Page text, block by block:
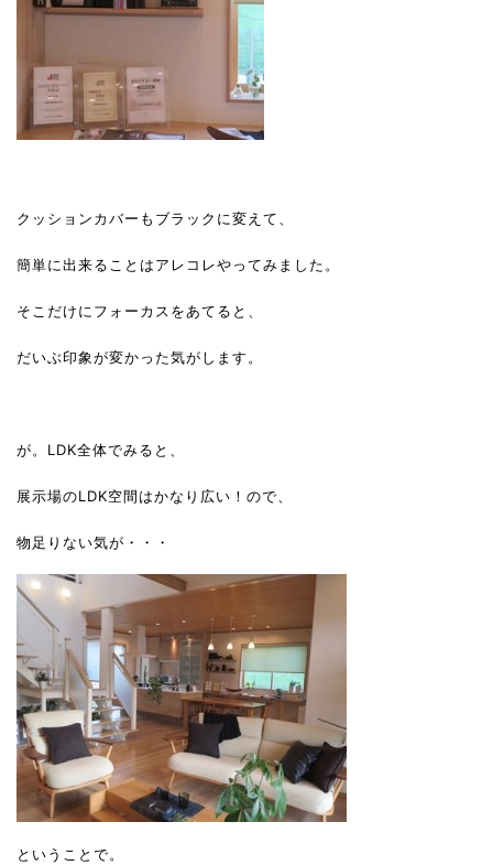
クッションカバーもブラックに変えて、
簡単に出来ることはアレコレやってみました。
そこだけにフォーカスをあてると、
だいぶ印象が変かった気がします。
が。LDK全体でみると、
展示場のLDK空間はかなり広い！ので、
物足りない気が・・・
ということで。